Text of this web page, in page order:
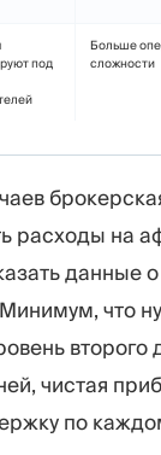
под
Больше
сложности
расходы на
данные
что
второго
чистая
по